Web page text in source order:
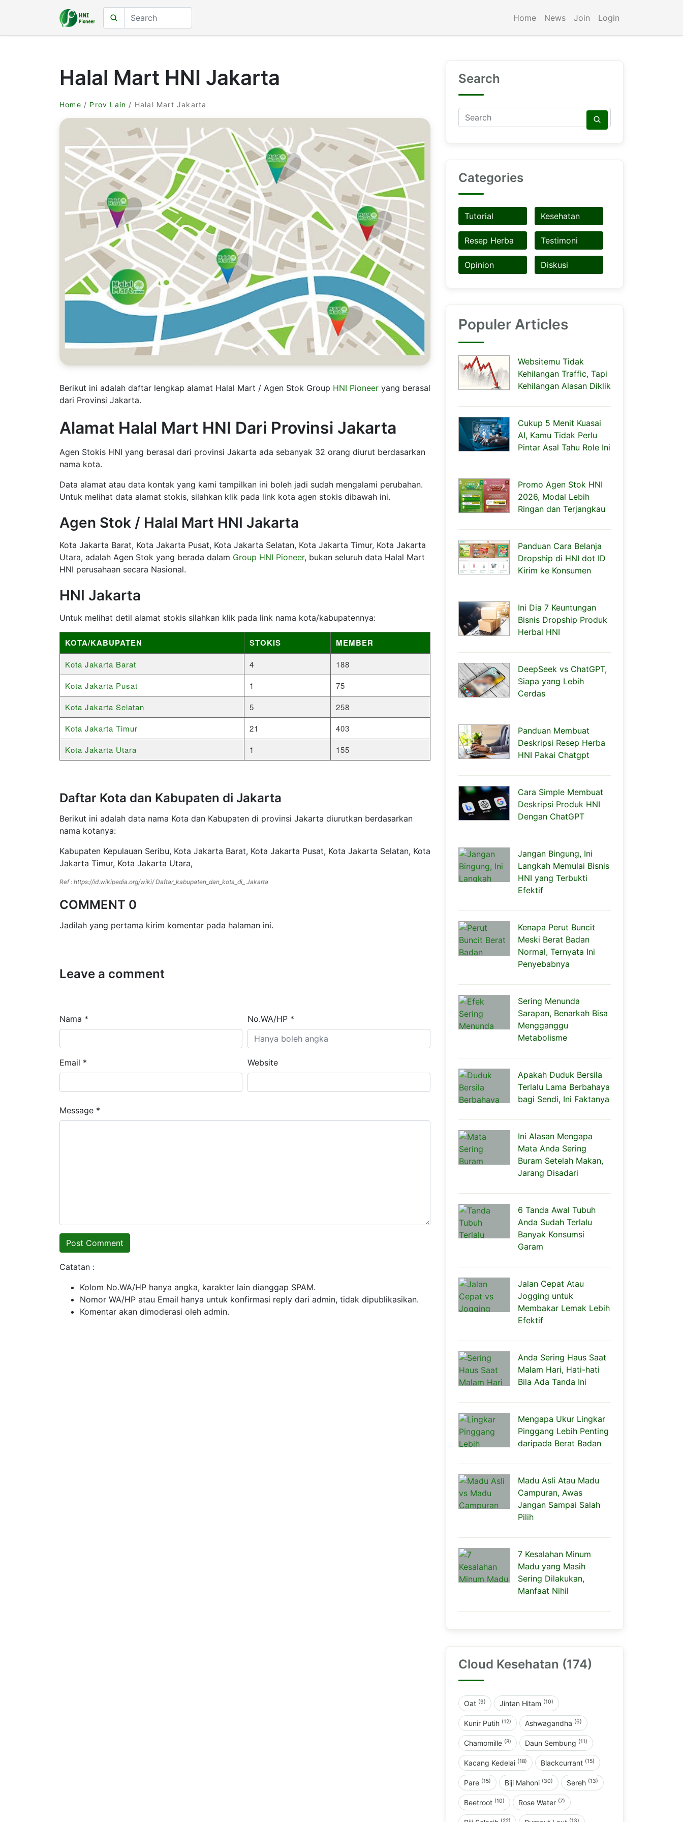
Home News Join Login
Halal Mart HNI Jakarta
Home / Prov Lain / Halal Mart Jakarta
Berikut ini adalah daftar lengkap alamat Halal Mart / Agen Stok Group HNI Pioneer yang berasal
dari Provinsi Jakarta.
Alamat Halal Mart HNI Dari Provinsi Jakarta
Agen Stokis HNI yang berasal dari provinsi Jakarta ada sebanyak 32 orang diurut berdasarkan
nama kota.
Data alamat atau data kontak yang kami tampilkan ini boleh jadi sudah mengalami perubahan.
Untuk melihat data alamat stokis, silahkan klik pada link kota agen stokis dibawah ini.
Agen Stok / Halal Mart HNI Jakarta
Kota Jakarta Barat, Kota Jakarta Pusat, Kota Jakarta Selatan, Kota Jakarta Timur, Kota Jakarta
Utara, adalah Agen Stok yang berada dalam Group HNI Pioneer, bukan seluruh data Halal Mart
HNI perusahaan secara Nasional.
HNI Jakarta
Untuk melihat detil alamat stokis silahkan klik pada link nama kota/kabupatennya:
KOTA/KABUPATEN STOKIS MEMBER
Kota Jakarta Barat 4
188
Kota Jakarta Pusat
1
75
Kota Jakarta Selatan
5
258
Kota Jakarta Timur
21
403
Kota Jakarta Utara
1 155
Daftar Kota dan Kabupaten di Jakarta
Berikut ini adalah data nama Kota dan Kabupaten di provinsi Jakarta diurutkan berdasarkan
nama kotanya:
Kabupaten Kepulauan Seribu, Kota Jakarta Barat, Kota Jakarta Pusat, Kota Jakarta Selatan, Kota
Jakarta Timur, Kota Jakarta Utara,
Ref : https://id.wikipedia.org/wiki/ Daftar_kabupaten_dan_kota_di_ Jakarta
COMMENT 0
Jadilah yang pertama kirim komentar pada halaman ini.
Leave a comment
Nama * No.WA/HP *
Email * Website
Message *
Catatan :
Kolom No.WA/HP hanya angka, karakter lain dianggap SPAM.
Nomor WA/HP atau Email hanya untuk konfirmasi reply dari admin, tidak dipublikasikan.
Komentar akan dimoderasi oleh admin.
Search
Categories
Tutorial Kesehatan
Resep Herba Testimoni
Opinion Diskusi
Populer Articles
Websitemu Tidak
Kehilangan Traffic, Tapi
Kehilangan Alasan Diklik
Cukup 5 Menit Kuasai
AI, Kamu Tidak Perlu
Pintar Asal Tahu Role Ini
Promo Agen Stok HNI
2026, Modal Lebih
Ringan dan Terjangkau
Panduan Cara Belanja
Dropship di HNI dot ID
Kirim ke Konsumen
Ini Dia 7 Keuntungan
Bisnis Dropship Produk
Herbal HNI
DeepSeek vs ChatGPT,
Siapa yang Lebih
Cerdas
Panduan Membuat
Deskripsi Resep Herba
HNI Pakai Chatgpt
Cara Simple Membuat
Deskripsi Produk HNI
Dengan ChatGPT
Jangan Bingung, Ini
Langkah Memulai Bisnis
HNI yang Terbukti
Efektif
Kenapa Perut Buncit
Meski Berat Badan
Normal, Ternyata Ini
Penyebabnya
Sering Menunda
Sarapan, Benarkah Bisa
Mengganggu
Metabolisme
Apakah Duduk Bersila
Terlalu Lama Berbahaya
bagi Sendi, Ini Faktanya
Ini Alasan Mengapa
Mata Anda Sering
Buram Setelah Makan,
Jarang Disadari
6 Tanda Awal Tubuh
Anda Sudah Terlalu
Banyak Konsumsi
Garam
Jalan Cepat Atau
Jogging untuk
Membakar Lemak Lebih
Efektif
Anda Sering Haus Saat
Malam Hari, Hati-hati
Bila Ada Tanda Ini
Mengapa Ukur Lingkar
Pinggang Lebih Penting
daripada Berat Badan
Madu Asli Atau Madu
Campuran, Awas
Jangan Sampai Salah
Pilih
7 Kesalahan Minum
Madu yang Masih
Sering Dilakukan,
Manfaat Nihil
Cloud Kesehatan (174)
Oat (9) Jintan Hitam (10)
Kunir Putih (12) Ashwagandha (6)
Chamomille (8) Daun Sembung (11)
Kacang Kedelai (18) Blackcurrant (15)
Pare (15) Biji Mahoni (30) Sereh (13)
Beetroot (10) Rose Water (7)
(22) (13)